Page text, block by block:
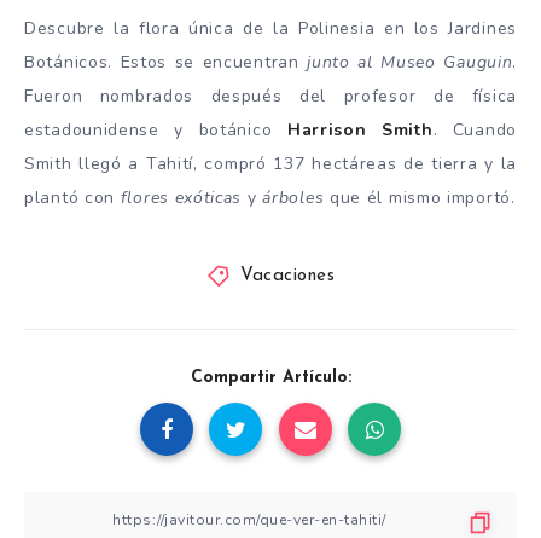
Descubre la flora única de la Polinesia en los Jardines
Botánicos. Estos se encuentranjunto al Museo Gauguin.
Fueron nombrados después del profesor de física
estadounidense y botánico Harrison Smith. Cuando
Smith llegó a Tahití, compró 137 hectáreas de tierra y la
plantó con flores exóticas yárboles que él mismo importó.
Vacaciones
Compartir Artículo: